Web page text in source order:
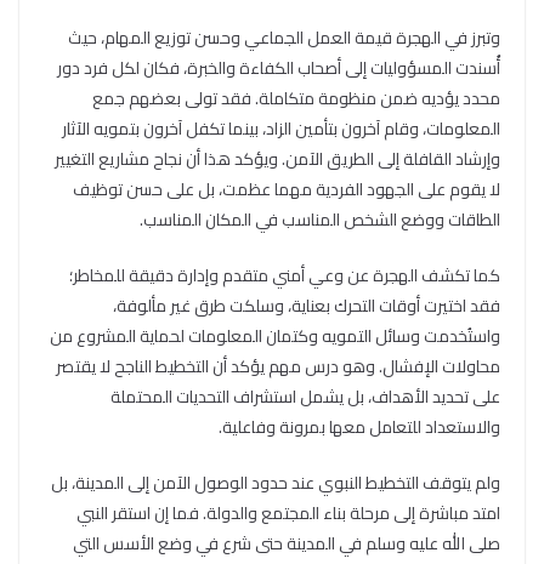
وتبرز في الهجرة قيمة العمل الجماعي وحسن توزيع المهام، حيث
أُسندت المسؤوليات إلى أصحاب الكفاءة والخبرة، فكان لكل فرد دور
محدد يؤديه ضمن منظومة متكاملة. فقد تولى بعضهم جمع
المعلومات، وقام آخرون بتأمين الزاد، بينما تكفل آخرون بتمويه الآثار
وإرشاد القافلة إلى الطريق الآمن. ويؤكد هذا أن نجاح مشاريع التغيير
لا يقوم على الجهود الفردية مهما عظمت، بل على حسن توظيف
الطاقات ووضع الشخص المناسب في المكان المناسب.
كما تكشف الهجرة عن وعي أمني متقدم وإدارة دقيقة للمخاطر؛
فقد اختيرت أوقات التحرك بعناية، وسلكت طرق غير مألوفة،
واستُخدمت وسائل التمويه وكتمان المعلومات لحماية المشروع من
محاولات الإفشال. وهو درس مهم يؤكد أن التخطيط الناجح لا يقتصر
على تحديد الأهداف، بل يشمل استشراف التحديات المحتملة
والاستعداد للتعامل معها بمرونة وفاعلية.
ولم يتوقف التخطيط النبوي عند حدود الوصول الآمن إلى المدينة، بل
امتد مباشرة إلى مرحلة بناء المجتمع والدولة. فما إن استقر النبي
صلى الله عليه وسلم في المدينة حتى شرع في وضع الأسس التي